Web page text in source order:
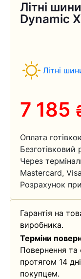
Літні
Dynamic
Літні
7 185
Оплата
Безготівковий
Через
Mastercard, Visa
Розрахунок
Гарантія на
виробника.
Терміни
Повернення та
протягом 14
покупцем.